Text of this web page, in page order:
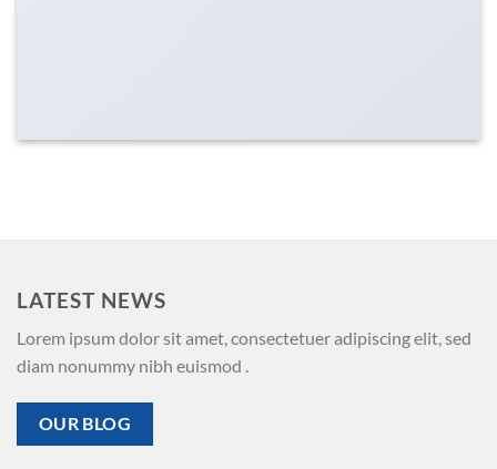
LATEST NEWS
Lorem ipsum dolor sit amet, consectetuer adipiscing elit, sed
diam nonummy nibh euismod .
OUR BLOG